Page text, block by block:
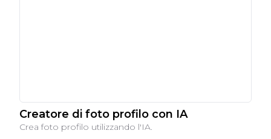
Creatore di foto profilo con IA
Crea foto profilo utilizzando l'IA.